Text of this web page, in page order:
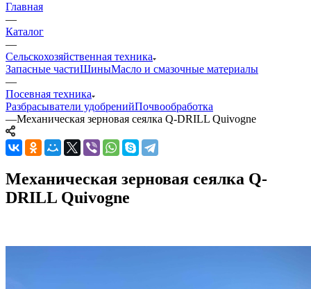
Главная
—
Каталог
—
Сельскохозяйственная техника
Запасные частиШиныМасло и смазочные материалы
—
Посевная техника
Разбрасыватели удобренийПочвообработка
—Механическая зерновая сеялка Q-DRILL Quivogne
Механическая зерновая сеялка Q-
DRILL Quivogne